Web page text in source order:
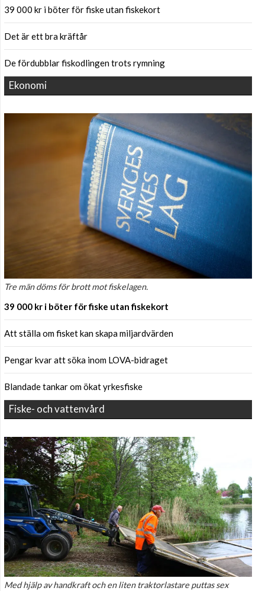
39 000 kr i böter för fiske utan fiskekort
Det är ett bra kräftår
De fördubblar fiskodlingen trots rymning
Ekonomi
Tre män döms för brott mot fiskelagen.
39 000 kr i böter för fiske utan fiskekort
Att ställa om fisket kan skapa miljardvärden
Pengar kvar att söka inom LOVA-bidraget
Blandade tankar om ökat yrkesfiske
Fiske- och vattenvård
Med hjälp av handkraft och en liten traktorlastare puttas sex